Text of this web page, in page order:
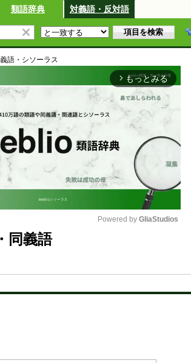
類語辞典 対義語・反対語
語・シソーラス
arrow_forward_ios もっとみる
Powered by GliaStudios
同義語